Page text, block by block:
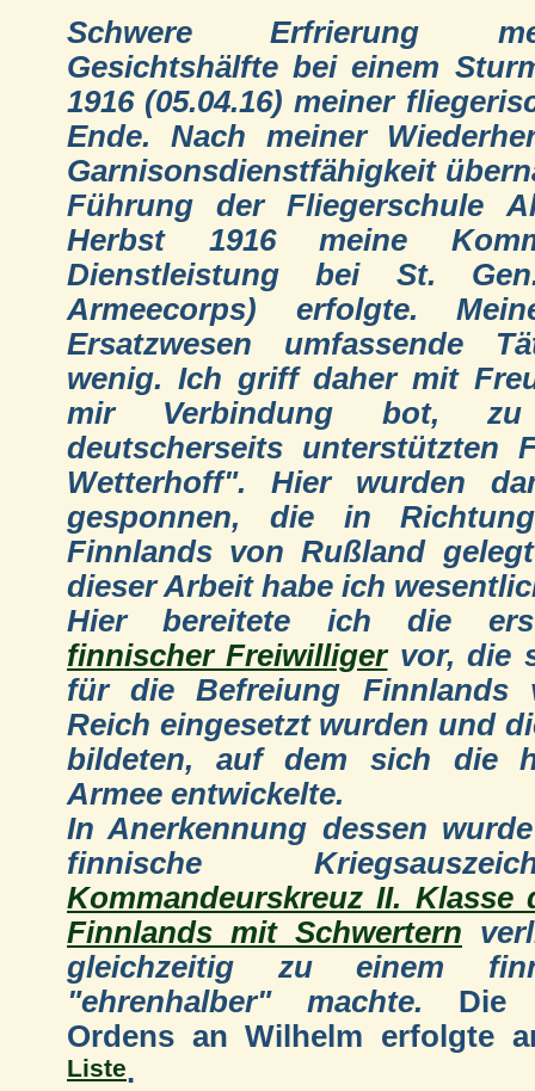
Schwere Erfrierung
Gesichtshälfte bei einem
1916 (05.04.16) meiner
Ende. Nach meiner
Garnisonsdienstfähigkeit
Führung der Fliegerschule
Herbst 1916 meine
Dienstleistung bei St.
Armeecorps) erfolgte.
Ersatzwesen umfassende
wenig. Ich griff daher mit
mir Verbindung bot,
deutscherseits unterstützten
Wetterhoff". Hier wurden
gesponnen, die in
Finnlands von Rußland
dieser Arbeit habe ich
Hier bereitete ich die
finnischer Freiwilligervor, die
für die Befreiung Finnlands
Reich eingesetzt wurden und
bildeten, auf dem sich die
Armee entwickelte.
In Anerkennung dessen
finnische
Kommandeurskreuz II. Klasse
Finnlands mit Schwertern
gleichzeitig zu einem
"ehrenhalber" machte. Die
Ordens an Wilhelm erfolgte
Liste.